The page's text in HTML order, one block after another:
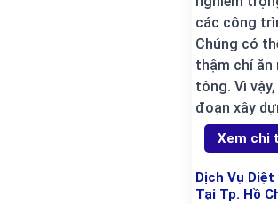
các công
Chúng có
thậm chí ăn
tông. Vì
đoạn xây
Xem
Dịch Vụ
Tại Tp. Hồ